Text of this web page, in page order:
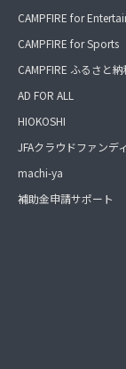
CAMPFIRE for
CAMPFIRE for Sports
CAMPFIRE ふるさと納
AD FOR ALL
HIOKOSHI
JFAクラウドファンデ
machi-ya
補助金申請サポート